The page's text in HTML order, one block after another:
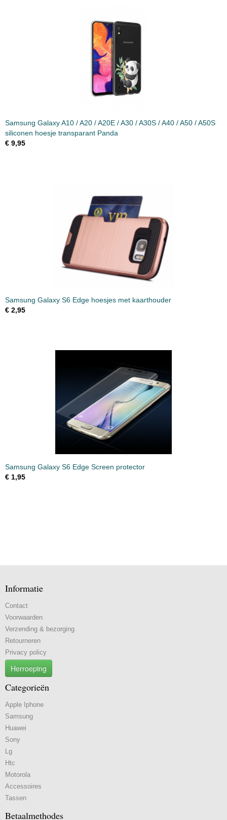
Samsung Galaxy A10 / A20 / A20E / A30 / A30S / A40 / A50 / A50S
siliconen hoesje transparant Panda
€ 9,95
Samsung Galaxy S6 Edge hoesjes met kaarthouder
€ 2,95
Samsung Galaxy S6 Edge Screen protector
€ 1,95
Informatie
Contact
Voorwaarden
Verzending & bezorging
Retourneren
Privacy policy
Herroeping
Categorieën
Apple Iphone
Samsung
Huawei
Sony
Lg
Htc
Motorola
Accessoires
Tassen
Betaalmethodes